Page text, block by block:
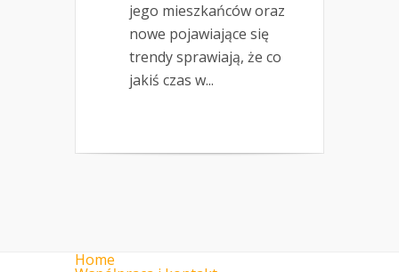
jego mieszkańców oraz
nowe pojawiające się
trendy sprawiają, że co
jakiś czas w...
Home